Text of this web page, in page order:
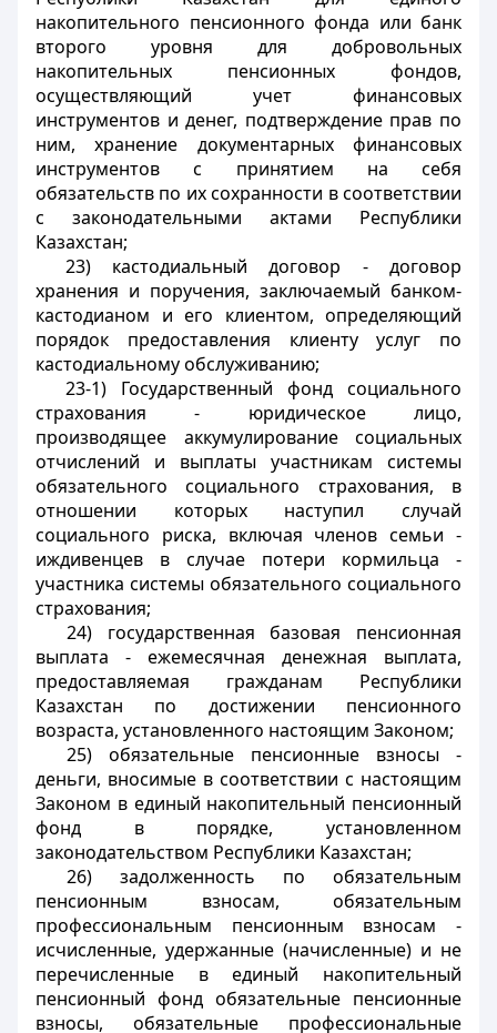
накопительного пенсионного фонда или банк
второго уровня для добровольных
накопительных пенсионных фондов,
осуществляющий учет финансовых
инструментов и денег, подтверждение прав по
ним, хранение документарных финансовых
инструментов с принятием на себя
обязательств по их сохранности в соответствии
с законодательными актами Республики
Казахстан;
23) кастодиальный договор - договор
хранения и поручения, заключаемый банком-
кастодианом и его клиентом, определяющий
порядок предоставления клиенту услуг по
кастодиальному обслуживанию;
23-1) Государственный фонд социального
страхования - юридическое лицо,
производящее аккумулирование социальных
отчислений и выплаты участникам системы
обязательного социального страхования, в
отношении которых наступил случай
социального риска, включая членов семьи -
иждивенцев в случае потери кормильца -
участника системы обязательного социального
страхования;
24) государственная базовая пенсионная
выплата - ежемесячная денежная выплата,
предоставляемая гражданам Республики
Казахстан по достижении пенсионного
возраста, установленного настоящим Законом;
25) обязательные пенсионные взносы -
деньги, вносимые в соответствии с настоящим
Законом в единый накопительный пенсионный
фонд в порядке, установленном
законодательством Республики Казахстан;
26) задолженность по обязательным
пенсионным взносам, обязательным
профессиональным пенсионным взносам -
исчисленные, удержанные (начисленные) и не
перечисленные в единый накопительный
пенсионный фонд обязательные пенсионные
взносы, обязательные профессиональные